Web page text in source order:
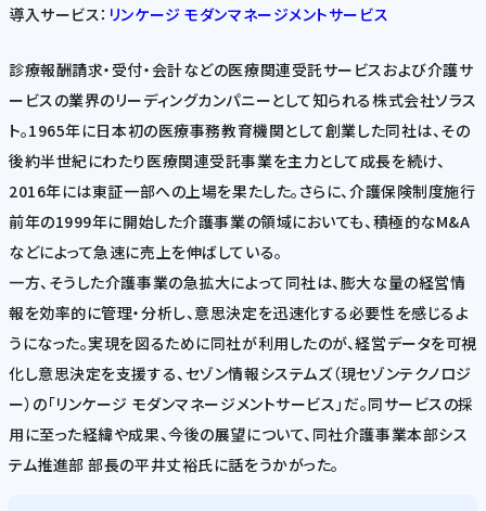
導入サービス： リンケージ モダンマネージメントサービス
診療報酬請求・受付・会計などの医療関連受託サービスおよび介護サ
ービスの業界のリーディングカンパニーとして知られる株式会社ソラス
ト。1965年に日本初の医療事務教育機関として創業した同社は、その
後約半世紀にわたり医療関連受託事業を主力として成長を続け、
2016年には東証一部への上場を果たした。さらに、介護保険制度施行
前年の1999年に開始した介護事業の領域においても、積極的なM&A
などによって急速に売上を伸ばしている。
一方、そうした介護事業の急拡大によって同社は、膨大な量の経営情
報を効率的に管理・分析し、意思決定を迅速化する必要性を感じるよ
うになった。実現を図るために同社が利用したのが、経営データを可視
化し意思決定を支援する、セゾン情報システムズ（現セゾンテクノロジ
ー）の「リンケージ モダンマネージメントサービス」だ。同サービスの採
用に至った経緯や成果、今後の展望について、同社介護事業本部シス
テム推進部 部長の平井丈裕氏に話をうかがった。